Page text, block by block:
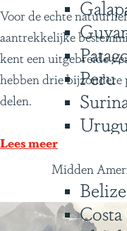
Peru
Midden
Belize
4
x
b
i
j
o
e
Voor de echte
aantrekkelijke
kent een uitgebreide
hebben drie
delen.
Lees meer